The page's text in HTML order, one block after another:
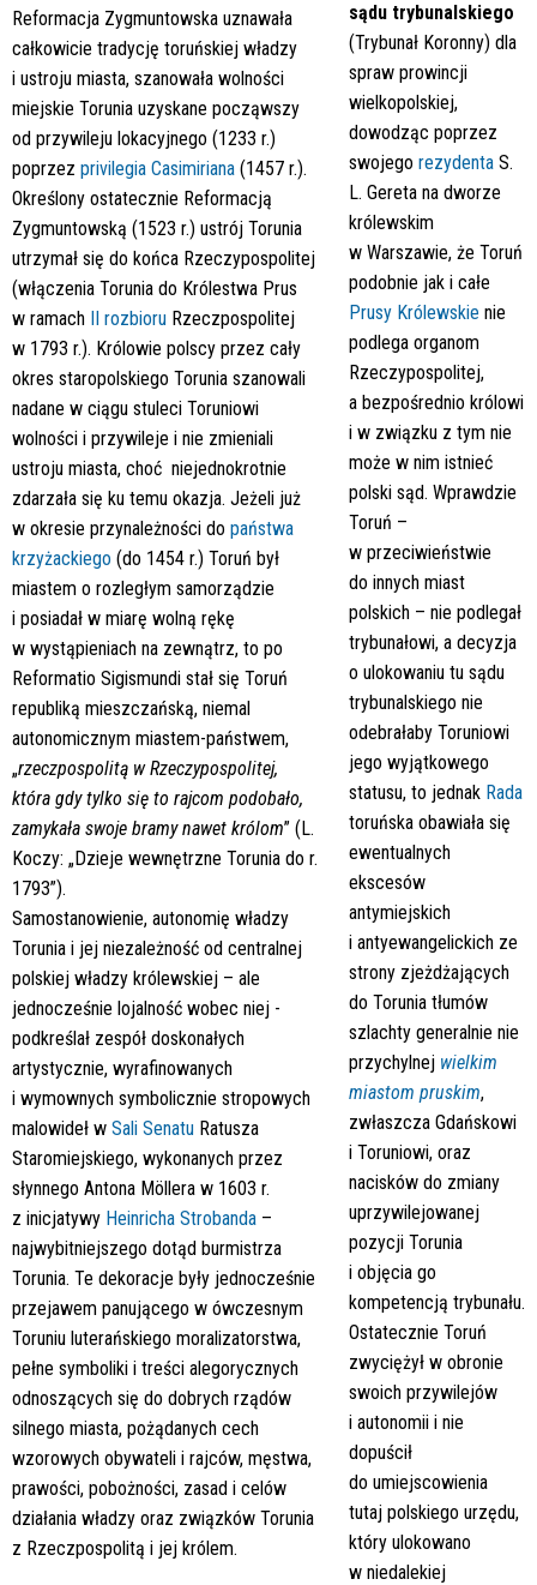
Reformacja Zygmuntowska uznawała
całkowicie tradycję toruńskiej władzy
i ustroju miasta, szanowała wolności
miejskie Torunia uzyskane począwszy
od przywileju lokacyjnego (1233 r.)
poprzez privilegia Casimiriana (1457 r.).
Określony ostatecznie Reformacją
Zygmuntowską (1523 r.) ustrój Torunia
utrzymał się do końca Rzeczypospolitej
(włączenia Torunia do Królestwa Prus
w ramach II rozbioru Rzeczpospolitej
w 1793 r.). Królowie polscy przez cały
okres staropolskiego Torunia szanowali
nadane w ciągu stuleci Toruniowi
wolności i przywileje i nie zmieniali
ustroju miasta, choć niejednokrotnie
zdarzała się ku temu okazja. Jeżeli już
w okresie przynależności do państwa
krzyżackiego (do 1454 r.) Toruń był
miastem o rozległym samorządzie
i posiadał w miarę wolną rękę
w wystąpieniach na zewnątrz, to po
Reformatio Sigismundi stał się Toruń
republiką mieszczańską, niemal
autonomicznym miastem-państwem,
„rzeczpospolitą w Rzeczypospolitej,
która gdy tylko się to rajcom podobało,
zamykała swoje bramy nawet królom” (L.
Koczy: „Dzieje wewnętrzne Torunia do r.
1793”).
Samostanowienie, autonomię władzy
Torunia i jej niezależność od centralnej
polskiej władzy królewskiej – ale
jednocześnie lojalność wobec niej -
podkreślał zespół doskonałych
artystycznie, wyrafinowanych
i wymownych symbolicznie stropowych
malowideł w Sali Senatu Ratusza
Staromiejskiego, wykonanych przez
słynnego Antona Möllera w 1603 r.
z inicjatywy Heinricha Strobanda –
najwybitniejszego dotąd burmistrza
Torunia. Te dekoracje były jednocześnie
przejawem panującego w ówczesnym
Toruniu luterańskiego moralizatorstwa,
pełne symboliki i treści alegorycznych
odnoszących się do dobrych rządów
silnego miasta, pożądanych cech
wzorowych obywateli i rajców, męstwa,
prawości, pobożności, zasad i celów
działania władzy oraz związków Torunia
z Rzeczpospolitą i jej królem.
sądu trybunalskiego
(Trybunał Koronny) dla
spraw prowincji
wielkopolskiej,
dowodząc poprzez
swojego rezydenta S.
L. Gereta na dworze
królewskim
w Warszawie, że Toruń
podobnie jak i całe
Prusy Królewskie nie
podlega organom
Rzeczypospolitej,
a bezpośrednio królowi
i w związku z tym nie
może w nim istnieć
polski sąd. Wprawdzie
Toruń –
w przeciwieństwie
do innych miast
polskich – nie podlegał
trybunałowi, a decyzja
o ulokowaniu tu sądu
trybunalskiego nie
odebrałaby Toruniowi
jego wyjątkowego
statusu, to jednak Rada
toruńska obawiała się
ewentualnych
ekscesów
antymiejskich
i antyewangelickich ze
strony zjeżdżających
do Torunia tłumów
szlachty generalnie nie
przychylnej wielkim
miastom pruskim,
zwłaszcza Gdańskowi
i Toruniowi, oraz
nacisków do zmiany
uprzywilejowanej
pozycji Torunia
i objęcia go
kompetencją trybunału.
Ostatecznie Toruń
zwyciężył w obronie
swoich przywilejów
i autonomii i nie
dopuścił
do umiejscowienia
tutaj polskiego urzędu,
który ulokowano
w niedalekiej